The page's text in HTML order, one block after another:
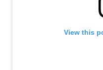
View this